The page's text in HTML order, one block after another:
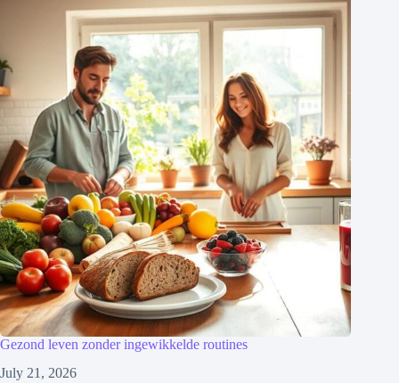
Gezond leven zonder ingewikkelde routines
July 21, 2026